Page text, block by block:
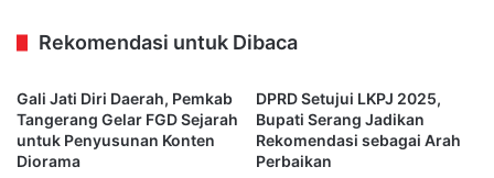
Rekomendasi untuk Dibaca
Gali Jati Diri Daerah, Pemkab
Tangerang Gelar FGD Sejarah
untuk Penyusunan Konten
Diorama
DPRD Setujui LKPJ 2025,
Bupati Serang Jadikan
Rekomendasi sebagai Arah
Perbaikan